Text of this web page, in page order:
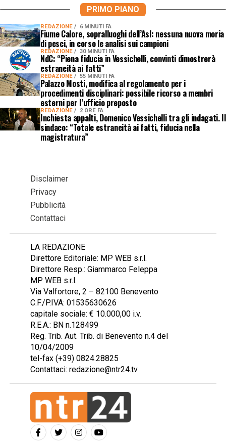
PRIMO PIANO
REDAZIONE 6 MINUTI FA
Fiume Calore, sopralluoghi dell’Asl: nessuna nuova moria
di pesci, in corso le analisi sui campioni
REDAZIONE 30 MINUTI FA
NdC: “Piena fiducia in Vessichelli, convinti dimostrerà
estraneità ai fatti”
REDAZIONE 55 MINUTI FA
Palazzo Mosti, modifica al regolamento per i
procedimenti disciplinari: possibile ricorso a membri
esterni per l’ufficio preposto
REDAZIONE 2 ORE FA
Inchiesta appalti, Domenico Vessichelli tra gli indagati. Il
sindaco: “Totale estraneità ai fatti, fiducia nella
magistratura”
Disclaimer
Privacy
Pubblicità
Contattaci
LA REDAZIONE
Direttore Editoriale: MP WEB s.r.l.
Direttore Resp.: Giammarco Feleppa
MP WEB s.r.l.
Via Valfortore, 2 – 82100 Benevento
C.F./P.IVA: 01535630626
capitale sociale: € 10.000,00 i.v.
R.E.A.: BN n.128499
Reg. Trib. Aut. Trib. di Benevento n.4 del
10/04/2009
tel-fax (+39) 0824.28825
Contattaci: redazione@ntr24.tv